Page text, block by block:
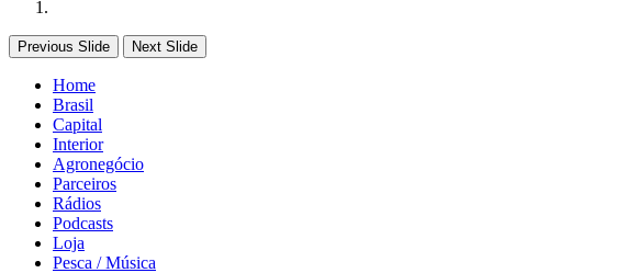
Previous Slide Next Slide
Home
Brasil
Capital
Interior
Agronegócio
Parceiros
Rádios
Podcasts
Loja
Pesca / Música